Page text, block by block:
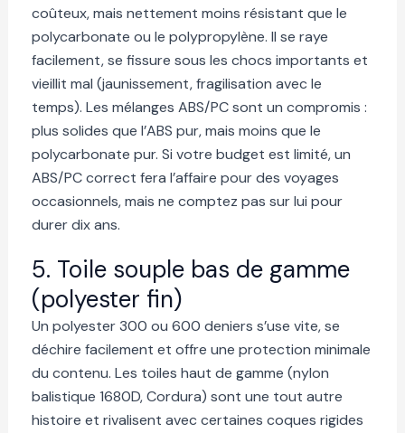
coûteux, mais nettement moins résistant que le
polycarbonate ou le polypropylène. Il se raye
facilement, se fissure sous les chocs importants et
vieillit mal (jaunissement, fragilisation avec le
temps). Les mélanges ABS/PC sont un compromis :
plus solides que l’ABS pur, mais moins que le
polycarbonate pur. Si votre budget est limité, un
ABS/PC correct fera l’affaire pour des voyages
occasionnels, mais ne comptez pas sur lui pour
durer dix ans.
5. Toile souple bas de gamme
(polyester fin)
Un polyester 300 ou 600 deniers s’use vite, se
déchire facilement et offre une protection minimale
du contenu. Les toiles haut de gamme (nylon
balistique 1680D, Cordura) sont une tout autre
histoire et rivalisent avec certaines coques rigides